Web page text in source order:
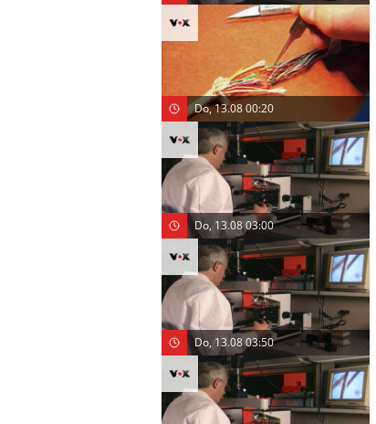
Do, 13.08 00:20
Do, 13.08 03:00
Do, 13.08 03:50